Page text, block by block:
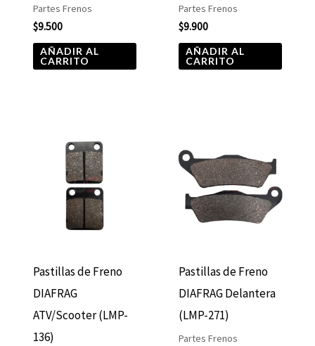
Partes Frenos
$9.500
AÑADIR AL
CARRITO
Partes Frenos
$9.900
AÑADIR AL
CARRITO
Pastillas de Freno
DIAFRAG
ATV/Scooter (LMP-
136)
Pastillas de Freno
DIAFRAG Delantera
(LMP-271)
Partes Frenos